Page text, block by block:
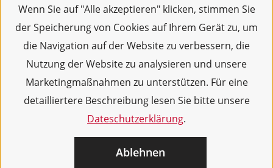
Wenn Sie auf "Alle akzeptieren" klicken, stimmen Sie
der Speicherung von Cookies auf Ihrem Gerät zu, um
die Navigation auf der Website zu verbessern, die
Nutzung der Website zu analysieren und unsere
Marketingmaßnahmen zu unterstützen. Für eine
detailliertere Beschreibung lesen Sie bitte unsere
Dateschutzerklärung.
Ablehnen